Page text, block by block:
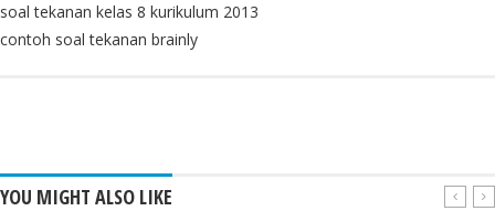
soal tekanan kelas 8 kurikulum 2013
contoh soal tekanan brainly
YOU MIGHT ALSO LIKE